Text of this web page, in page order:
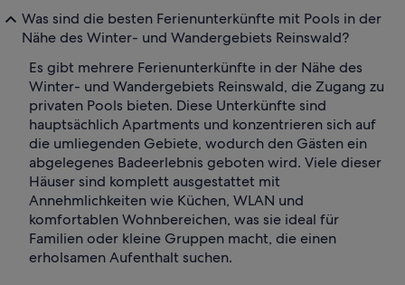
Was sind die besten Ferienunterkünfte mit Pools in der
Nähe des Winter- und Wandergebiets Reinswald?
Es gibt mehrere Ferienunterkünfte in der Nähe des
Winter- und Wandergebiets Reinswald, die Zugang zu
privaten Pools bieten. Diese Unterkünfte sind
hauptsächlich Apartments und konzentrieren sich auf
die umliegenden Gebiete, wodurch den Gästen ein
abgelegenes Badeerlebnis geboten wird. Viele dieser
Häuser sind komplett ausgestattet mit
Annehmlichkeiten wie Küchen, WLAN und
komfortablen Wohnbereichen, was sie ideal für
Familien oder kleine Gruppen macht, die einen
erholsamen Aufenthalt suchen.